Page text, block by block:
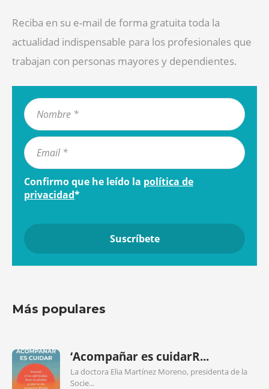
Reciba en su e-mail de forma gratuita toda la
actualidad indispensable para los profesionales que
trabajan con personas mayores y dependientes.
Confirmo que he leído la política de
privacidad*
Más populares
‘Acompañar es cuidarR...
La doctora Elia Martínez Moreno, presidenta de la
Socie...